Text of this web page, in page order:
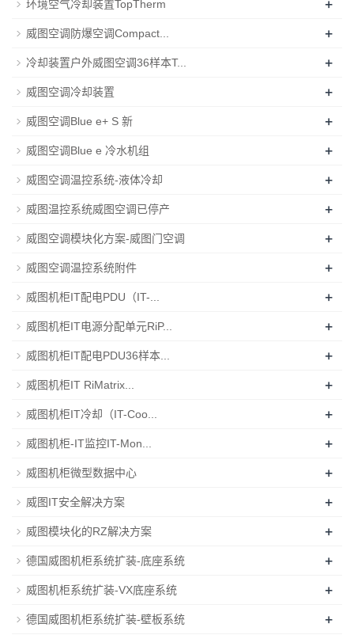
环境空气冷却装置TopTherm +
威图空调防爆空调Compact... +
冷却装置户外威图空调36样本T... +
威图空调冷却装置 +
威图空调Blue e+ S 新 +
威图空调Blue e 冷水机组 +
威图空调温控系统-液体冷却 +
威图温控系统威图空调已停产 +
威图空调模块化方案-威图门空调 +
威图空调温控系统附件 +
威图机柜IT配电PDU（IT-... +
威图机柜IT电源分配单元RiP... +
威图机柜IT配电PDU36样本... +
威图机柜IT RiMatrix... +
威图机柜IT冷却（IT-Coo... +
威图机柜-IT监控IT-Mon... +
威图机柜微型数据中心 +
威图IT安全解决方案 +
威图模块化的RZ解决方案 +
德国威图机柜系统扩装-底座系统 +
威图机柜系统扩装-VX底座系统 +
德国威图机柜系统扩装-壁板系统 +